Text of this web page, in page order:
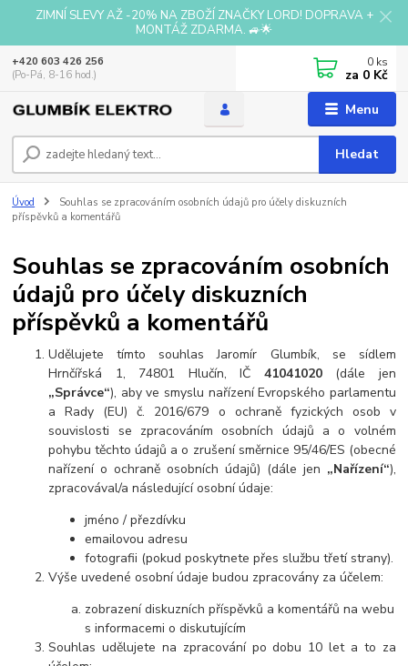
ZIMNÍ SLEVY AŽ -20% NA ZBOŽÍ ZNAČKY LORD! DOPRAVA +
MONTÁŽ ZDARMA. 🚙🌟
Menu
Hledat
+420 603 426 256
(Po-Pá, 8-16 hod.)
0 ks
za 0 Kč
Úvod
Souhlas se zpracováním osobních údajů pro účely diskuzních
příspěvků a komentářů
Souhlas se zpracováním osobních
údajů pro účely diskuzních
příspěvků a komentářů
Udělujete tímto souhlas Jaromír Glumbík, se sídlem
Hrnčířská 1, 74801 Hlučín, IČ 41041020(dále jen
„Správce“), aby ve smyslu nařízení Evropského parlamentu
a Rady (EU) č. 2016/679 o ochraně fyzických osob v
souvislosti se zpracováním osobních údajů a o volném
pohybu těchto údajů a o zrušení směrnice 95/46/ES (obecné
nařízení o ochraně osobních údajů) (dále jen „Nařízení“),
zpracovával/a následující osobní údaje:
jméno / přezdívku
emailovou adresu
fotografii (pokud poskytnete přes službu třetí strany).
Výše uvedené osobní údaje budou zpracovány za účelem:
zobrazení diskuzních příspěvků a komentářů na webu
s informacemi o diskutujícím
Souhlas udělujete na zpracování po dobu 10 let a to za